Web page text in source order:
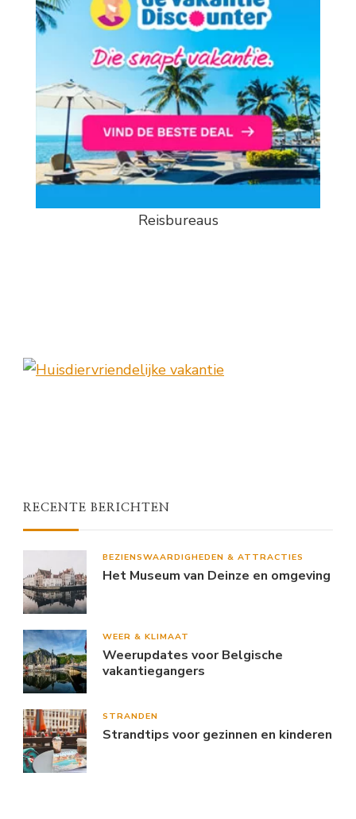
Reisbureaus
RECENTE BERICHTEN
BEZIENSWAARDIGHEDEN & ATTRACTIES
Het Museum van Deinze en omgeving
WEER & KLIMAAT
Weerupdates voor Belgische
vakantiegangers
STRANDEN
Strandtips voor gezinnen en kinderen